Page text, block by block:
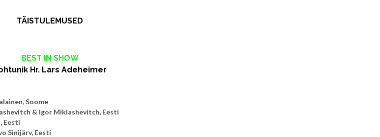
TÄISTULEMUSED
BEST IN SHOW
Hr. Lars Adeheimer
Soome
& Igor Miklashevitch, Eesti
Eesti
Sinijärv, Eesti